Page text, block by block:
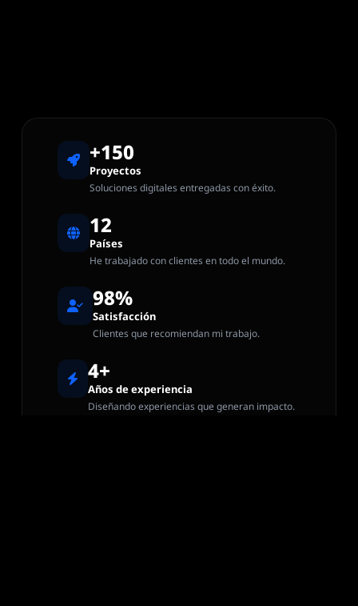
+150
Proyectos
Soluciones digitales entregadas con éxito.
12
Países
He trabajado con clientes en todo el mundo.
98%
Satisfacción
Clientes que recomiendan mi trabajo.
4+
Años de experiencia
Diseñando experiencias que generan impacto.